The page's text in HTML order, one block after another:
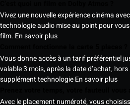
Vivez une nouvelle expérience cinéma
technologie audio mise au point pour
film. En savoir plus
Vous donne accès à un tarif préférentiel
valable 3 mois, après la date d’achat,
supplément technologieEn savoir plus
Avec le placement numéroté, vous